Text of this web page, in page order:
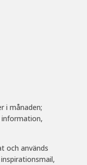
i månaden;
och används